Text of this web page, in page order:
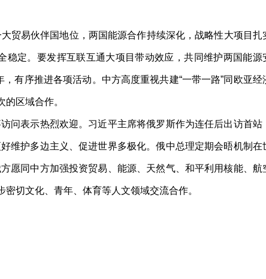
易伙伴国地位，两国能源合作持续深化，战略性大项目扎
定。要发挥互联互通大项目带动效应，共同维护两国能源
有序推进各项活动。中方高度重视共建“一带一路”同欧亚经
区域合作。
表示热烈欢迎。习近平主席将俄罗斯作为连任后出访首站
维护多边主义、促进世界多极化。俄中总理定期会晤机制在
愿同中方加强投资贸易、能源、天然气、和平利用核能、航
切文化、青年、体育等人文领域交流合作。